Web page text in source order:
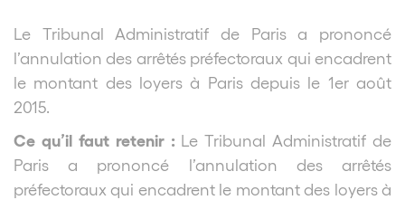
Le Tribunal Administratif de Paris a prononcé
l’annulation des arrêtés préfectoraux qui encadrent
le montant des loyers à Paris depuis le 1er août
2015.
Ce qu’il faut retenir : Le Tribunal Administratif de
Paris a prononcé l’annulation des arrêtés
préfectoraux qui encadrent le montant des loyers à